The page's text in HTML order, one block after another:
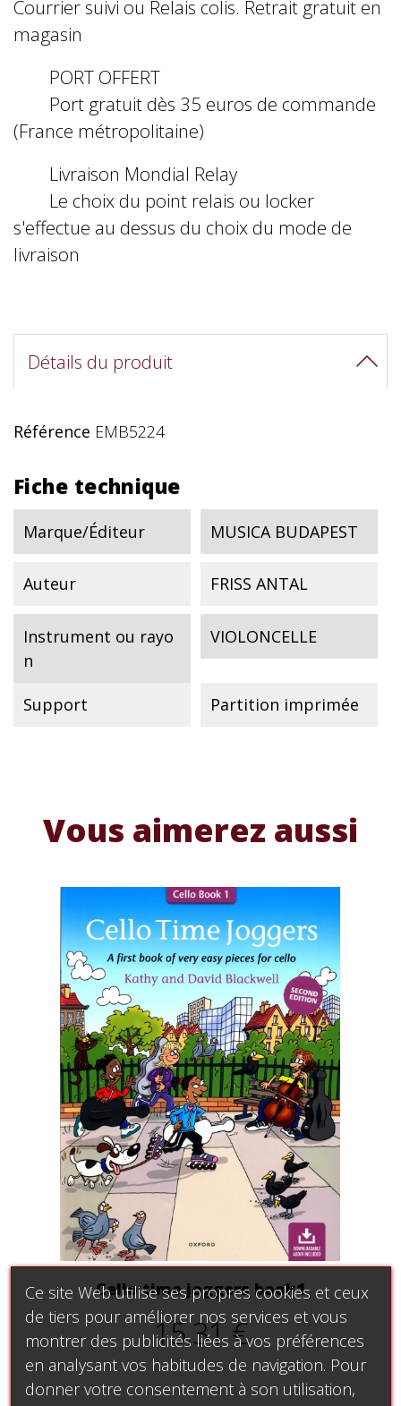
Courrier suivi ou Relais colis. Retrait gratuit en
magasin
PORT OFFERT
Port gratuit dès 35 euros de commande
(France métropolitaine)
Livraison Mondial Relay
Le choix du point relais ou locker
s'effectue au dessus du choix du mode de
livraison
Détails du produit
Référence EMB5224
Fiche technique
Marque/Éditeur MUSICA BUDAPEST
Auteur FRISS ANTAL
Instrument ou rayo
n
VIOLONCELLE
Support Partition imprimée
Vous aimerez aussi
Cello time joggers book1
15,31 €
Ce site Web utilise ses propres cookies et ceux
de tiers pour améliorer nos services et vous
montrer des publicités liées à vos préférences
en analysant vos habitudes de navigation. Pour
donner votre consentement à son utilisation,